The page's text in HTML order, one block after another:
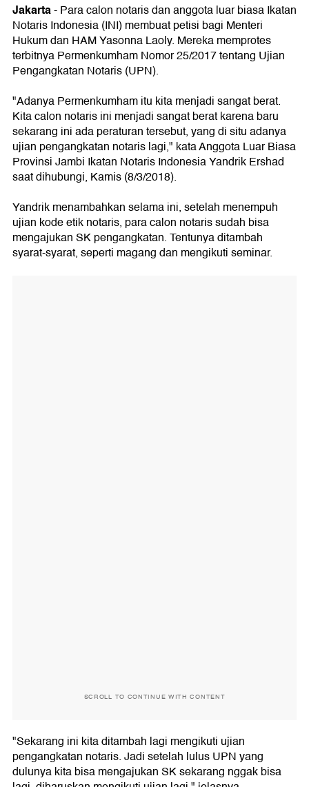
Jakarta-Para calon notaris dan anggota luar biasa Ikatan
Notaris Indonesia (INI) membuat petisi bagi Menteri
Hukum dan HAM Yasonna Laoly. Mereka memprotes
terbitnya Permenkumham Nomor 25/2017 tentang Ujian
Pengangkatan Notaris (UPN).
"Adanya Permenkumham itu kita menjadi sangat berat.
Kita calon notaris ini menjadi sangat berat karena baru
sekarang ini ada peraturan tersebut, yang di situ adanya
ujian pengangkatan notaris lagi," kata Anggota Luar Biasa
Provinsi Jambi Ikatan Notaris Indonesia Yandrik Ershad
saat dihubungi, Kamis (8/3/2018).
Yandrik menambahkan selama ini, setelah menempuh
ujian kode etik notaris, para calon notaris sudah bisa
mengajukan SK pengangkatan. Tentunya ditambah
syarat-syarat, seperti magang dan mengikuti seminar.
SCROLL TO CONTINUE WITH CONTENT
"Sekarang ini kita ditambah lagi mengikuti ujian
pengangkatan notaris. Jadi setelah lulus UPN yang
dulunya kita bisa mengajukan SK sekarang nggak bisa